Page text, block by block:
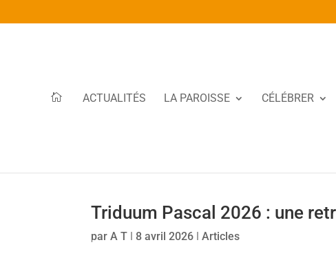
ACTUALITÉS LA PAROISSE CÉLÉBRER
Triduum Pascal 2026 : une
par A T | 8 avril 2026 | Articles